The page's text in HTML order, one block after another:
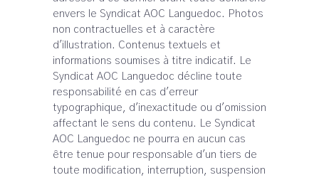
envers le Syndicat AOC Languedoc. Photos
non contractuelles et à caractère
d'illustration. Contenus textuels et
informations soumises à titre indicatif. Le
Syndicat AOC Languedoc décline toute
responsabilité en cas d'erreur
typographique, d'inexactitude ou d'omission
affectant le sens du contenu. Le Syndicat
AOC Languedoc ne pourra en aucun cas
être tenue pour responsable d'un tiers de
toute modification, interruption, suspension